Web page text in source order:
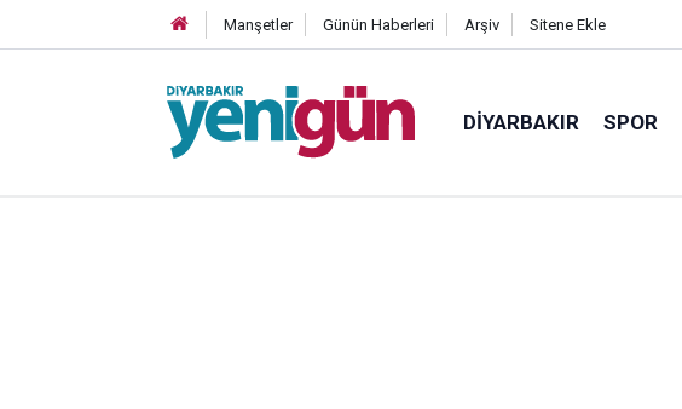
Manşetler Günün Haberleri Arşiv Sitene Ekle
DIYARBAKIR SPOR